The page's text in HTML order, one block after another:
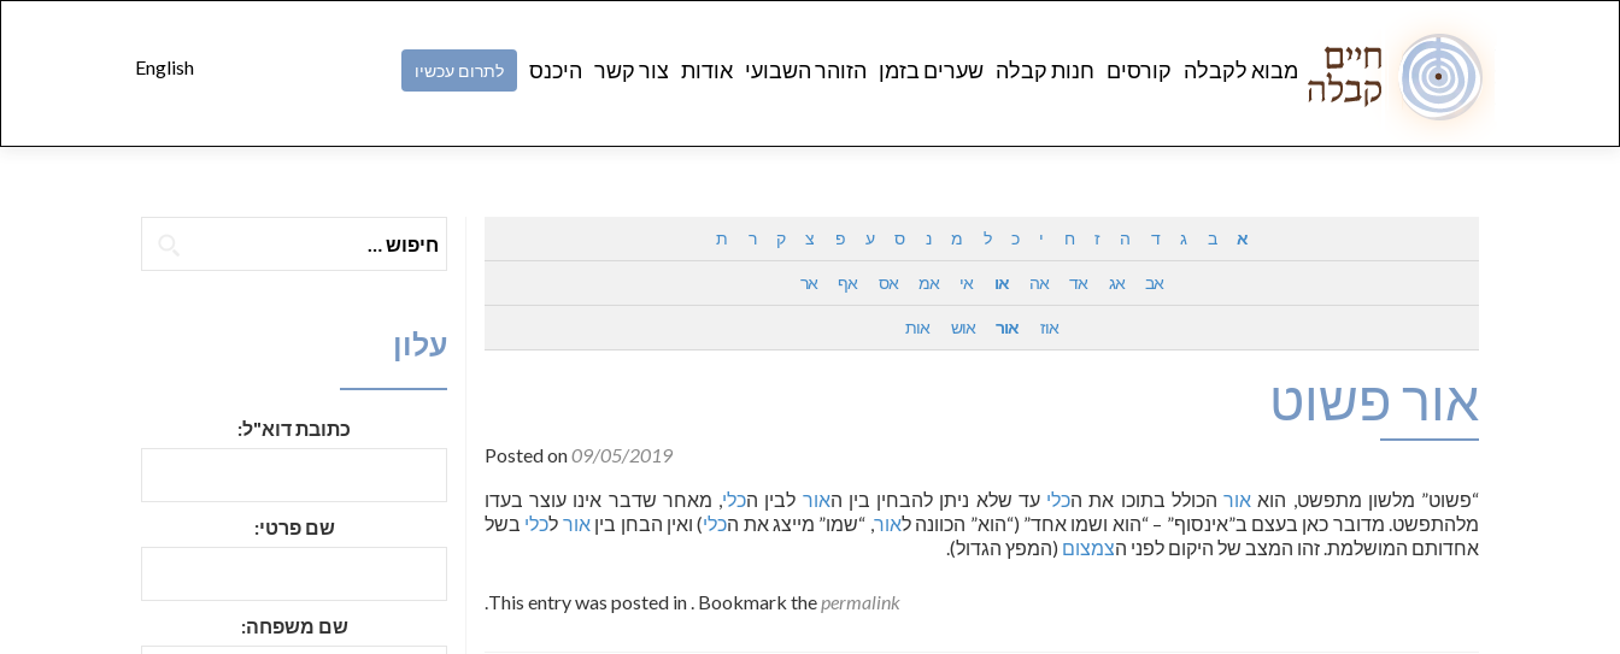
English מבוא לקבלה קורסים חנות קבלה שערים בזמן הזוהר השבועי אודות צור קשר היכנס לתרום עכשיו
א ב ג ד ה ז ח י כ ל מ נ ס ע פ צ ק ר ת
אב אג אד אה או אי אמ אס אף אר
אוז אור אוש אות
אור פשוט
Posted on09/05/2019
“פשוט” מלשון מתפשט, הוא אורהכולל בתוכו את הכלי עד שלא ניתן להבחין בין האור לבין הכלי, מאחר שדבר אינו עוצר בעדו
מלהתפשט. מדובר כאן בעצם ב”אינסוף” – “הוא ושמו אחד” (“הוא” הכוונה לאור, “שמו” מייצג את הכלי) ואין הבחן ביןאור לכלי בשל
אחדותם המושלמת. זהו המצב של היקום לפני הצמצום (המפץ הגדול).
This entry was posted in . Bookmark thepermalink
.
עלון
כתובת דוא"ל:
שם פרטי:
שם משפחה: